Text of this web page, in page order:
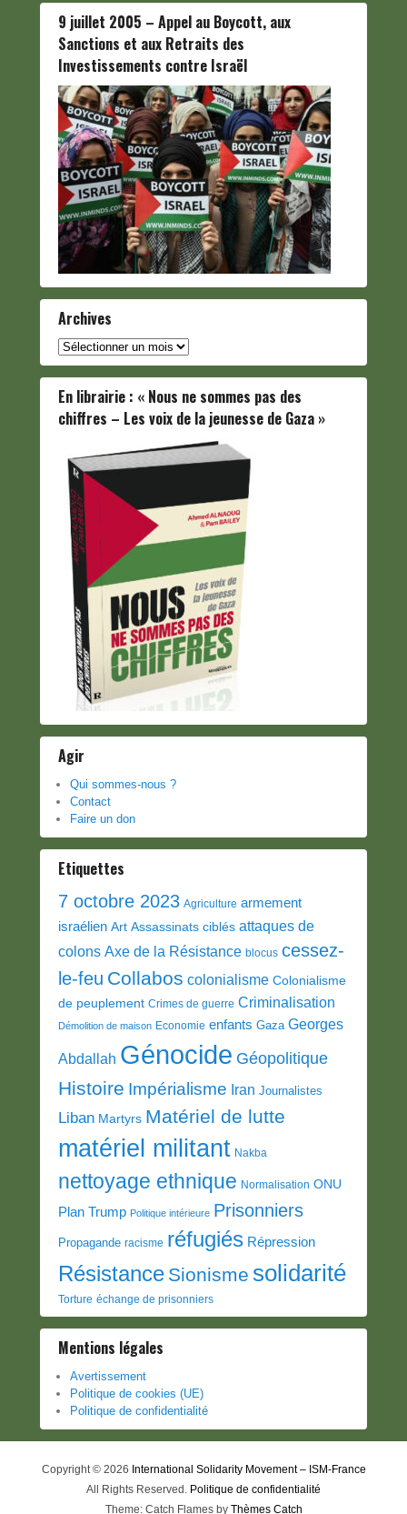
9 juillet 2005 – Appel au Boycott, aux
Sanctions et aux Retraits des
Investissements contre Israël
Archives
Archives
En librairie : « Nous ne sommes pas des
chiffres – Les voix de la jeunesse de Gaza »
Agir
Qui sommes-nous ?
Contact
Faire un don
Etiquettes
7 octobre 2023 Agriculture armement
israélien Art Assassinats ciblés attaques de
colons Axe de la Résistance blocus cessez-
le-feu Collabos colonialisme Colonialisme
de peuplement Crimes de guerre Criminalisation
Démolition de maison Economie enfants Gaza Georges
Abdallah Génocide Géopolitique
Histoire Impérialisme Iran Journalistes
Liban Martyrs Matériel de lutte
matériel militant Nakba
nettoyage ethnique Normalisation ONU
Plan Trump Politique intérieure Prisonniers
Propagande racisme réfugiés Répression
Résistance Sionisme solidarité
Torture échange de prisonniers
Mentions légales
Avertissement
Politique de cookies (UE)
Politique de confidentialité
Copyright © 2026 International Solidarity Movement – ISM-France
All Rights Reserved. Politique de confidentialité
Theme: Catch Flames by Thèmes Catch